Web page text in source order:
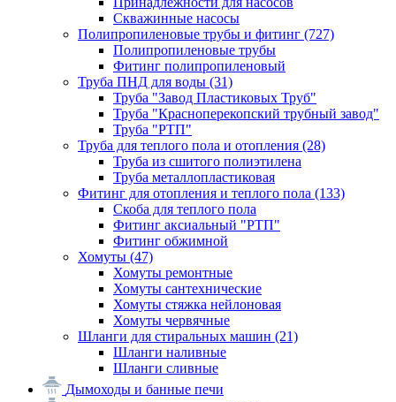
Скважинные насосы
Полипропиленовые трубы и фитинг (727)
Полипропиленовые трубы
Фитинг полипропиленовый
Труба ПНД для воды (31)
Труба "Завод Пластиковых Труб"
Труба "Красноперекопский трубный завод"
Труба "РТП"
Труба для теплого пола и отопления (28)
Труба из сшитого полиэтилена
Труба металлопластиковая
Фитинг для отопления и теплого пола (133)
Скоба для теплого пола
Фитинг аксиальный "РТП"
Фитинг обжимной
Хомуты (47)
Хомуты ремонтные
Хомуты сантехнические
Хомуты стяжка нейлоновая
Хомуты червячные
Шланги для стиральных машин (21)
Шланги наливные
Шланги сливные
Дымоходы и банные печи